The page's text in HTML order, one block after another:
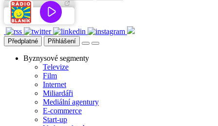
Předplatné Přihlášení
Byznysové segmenty
Televize
Film
Internet
Miliardáři
Mediální agentury
E-commerce
Start-up